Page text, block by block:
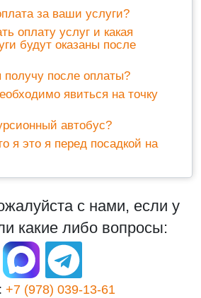
за ваши услуги?
оплату услуг и какая
будут оказаны после
получу после оплаты?
явиться на точку
автобус?
я это я перед посадкой на
с нами, если у
какие либо вопросы:
+7 (978) 039-13-61